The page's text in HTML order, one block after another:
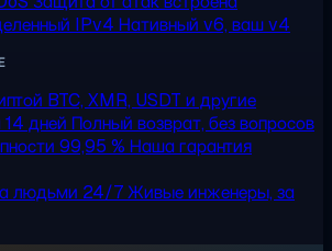
IPv4 Нативный v6, ваш v4
BTC, XMR, USDT и другие
14 дней Полный возврат, без вопросов
99,95 % Наша гарантия
людьми 24/7Живые инженеры, за